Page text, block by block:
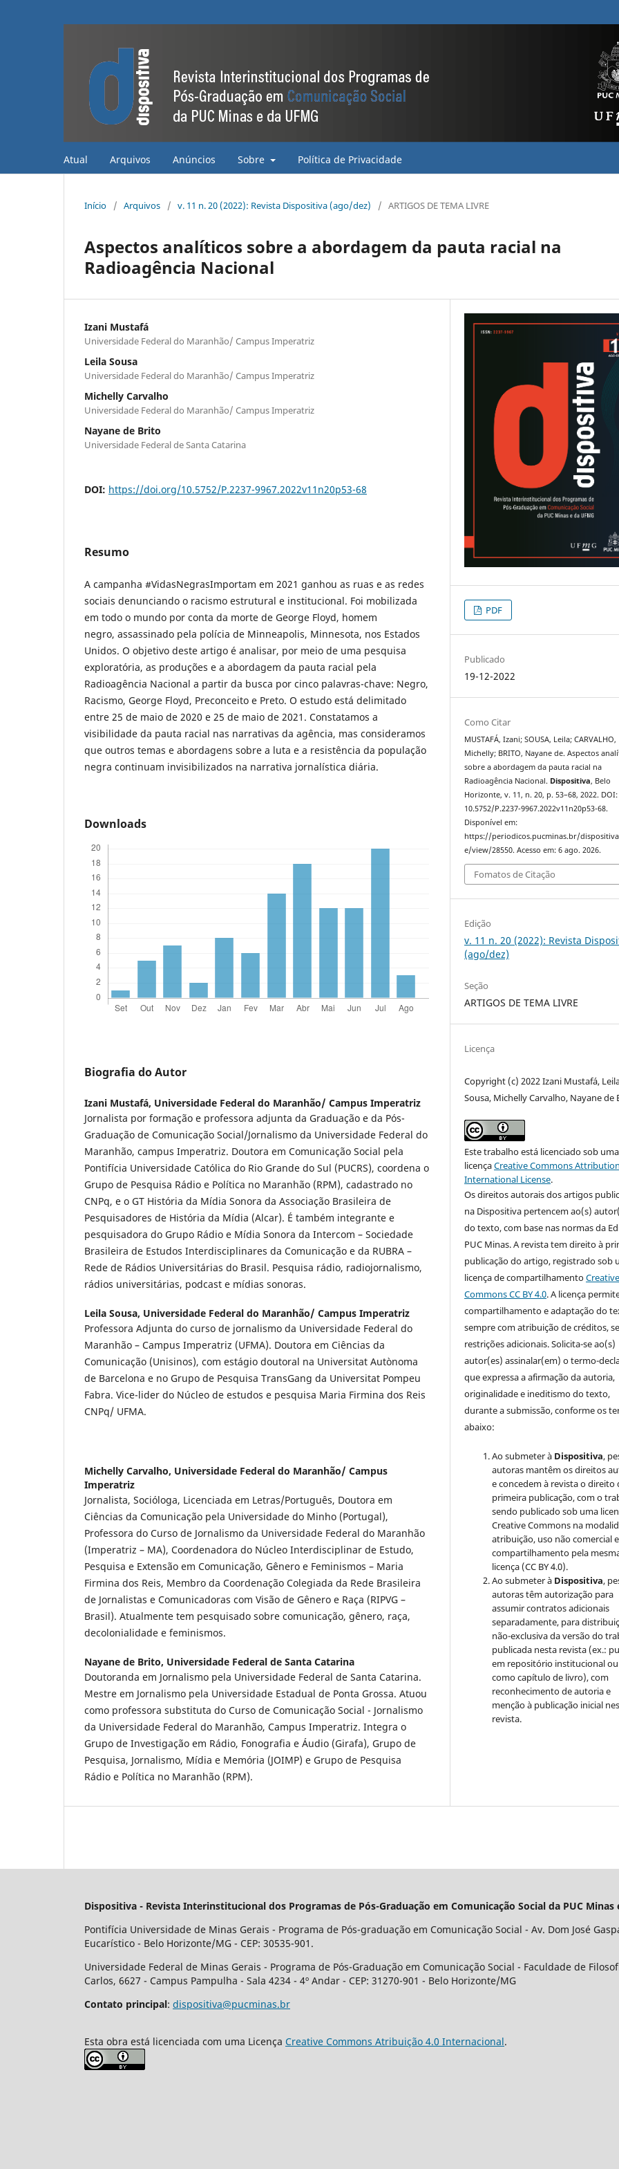
Atual Arquivos Anúncios Sobre Política de Privacidade
Início / Arquivos / v. 11 n. 20 (2022): Revista Dispositiva (ago/dez) / ARTIGOS DE TEMA LIVRE
Aspectos analíticos sobre a abordagem da pauta racial na
Radioagência Nacional
Izani Mustafá
Universidade Federal do Maranhão/ Campus Imperatriz
Leila Sousa
Universidade Federal do Maranhão/ Campus Imperatriz
Michelly Carvalho
Universidade Federal do Maranhão/ Campus Imperatriz
Nayane de Brito
Universidade Federal de Santa Catarina
DOI: https://doi.org/10.5752/P.2237-9967.2022v11n20p53-68
Resumo
A campanha #VidasNegrasImportam em 2021 ganhou as ruas e as redes
sociais denunciando o racismo estrutural e institucional. Foi mobilizada
em todo o mundo por conta da morte de George Floyd, homem
negro, assassinado pela polícia de Minneapolis, Minnesota, nos Estados
Unidos. O objetivo deste artigo é analisar, por meio de uma pesquisa
exploratória, as produções e a abordagem da pauta racial pela
Radioagência Nacional a partir da busca por cinco palavras-chave: Negro,
Racismo, George Floyd, Preconceito e Preto. O estudo está delimitado
entre 25 de maio de 2020 e 25 de maio de 2021. Constatamos a
visibilidade da pauta racial nas narrativas da agência, mas consideramos
que outros temas e abordagens sobre a luta e a resistência da população
negra continuam invisibilizados na narrativa jornalística diária.
Downloads
Biografia do Autor
Izani Mustafá, Universidade Federal do Maranhão/ Campus Imperatriz
Jornalista por formação e professora adjunta da Graduação e da Pós-
Graduação de Comunicação Social/Jornalismo da Universidade Federal do
Maranhão, campus Imperatriz. Doutora em Comunicação Social pela
Pontifícia Universidade Católica do Rio Grande do Sul (PUCRS), coordena o
Grupo de Pesquisa Rádio e Política no Maranhão (RPM), cadastrado no
CNPq, e o GT História da Mídia Sonora da Associação Brasileira de
Pesquisadores de História da Mídia (Alcar). É também integrante e
pesquisadora do Grupo Rádio e Mídia Sonora da Intercom – Sociedade
Brasileira de Estudos Interdisciplinares da Comunicação e da RUBRA –
Rede de Rádios Universitárias do Brasil. Pesquisa rádio, radiojornalismo,
rádios universitárias, podcast e mídias sonoras.
Leila Sousa, Universidade Federal do Maranhão/ Campus Imperatriz
Professora Adjunta do curso de jornalismo da Universidade Federal do
Maranhão – Campus Imperatriz (UFMA). Doutora em Ciências da
Comunicação (Unisinos), com estágio doutoral na Universitat Autònoma
de Barcelona e no Grupo de Pesquisa TransGang da Universitat Pompeu
Fabra. Vice-lider do Núcleo de estudos e pesquisa Maria Firmina dos Reis
CNPq/ UFMA.
Michelly Carvalho, Universidade Federal do Maranhão/ Campus
Imperatriz
Jornalista, Socióloga, Licenciada em Letras/Português, Doutora em
Ciências da Comunicação pela Universidade do Minho (Portugal),
Professora do Curso de Jornalismo da Universidade Federal do Maranhão
(Imperatriz – MA), Coordenadora do Núcleo Interdisciplinar de Estudo,
Pesquisa e Extensão em Comunicação, Gênero e Feminismos – Maria
Firmina dos Reis, Membro da Coordenação Colegiada da Rede Brasileira
de Jornalistas e Comunicadoras com Visão de Gênero e Raça (RIPVG –
Brasil). Atualmente tem pesquisado sobre comunicação, gênero, raça,
decolonialidade e feminismos.
Nayane de Brito, Universidade Federal de Santa Catarina
Doutoranda em Jornalismo pela Universidade Federal de Santa Catarina.
Mestre em Jornalismo pela Universidade Estadual de Ponta Grossa. Atuou
como professora substituta do Curso de Comunicação Social - Jornalismo
da Universidade Federal do Maranhão, Campus Imperatriz. Integra o
Grupo de Investigação em Rádio, Fonografia e Áudio (Girafa), Grupo de
Pesquisa, Jornalismo, Mídia e Memória (JOIMP) e Grupo de Pesquisa
Rádio e Política no Maranhão (RPM).
PDF
Publicado
19-12-2022
Como Citar
MUSTAFÁ, Izani; SOUSA, Leila; CARVALHO,
Michelly; BRITO, Nayane de. Aspectos
sobre a abordagem da pauta racial na
Radioagência Nacional. Dispositiva, Belo
Horizonte, v. 11, n. 20, p. 53–68, 2022. DOI:
10.5752/P.2237-9967.2022v11n20p53-68.
Disponível em:
https://periodicos.pucminas.br/
e/view/28550. Acesso em: 6 ago. 2026.
Fomatos de Citação
Edição
v. 11 n. 20 (2022): Revista
(ago/dez)
Seção
ARTIGOS DE TEMA LIVRE
Licença
Copyright (c) 2022 Izani Mustafá,
Sousa, Michelly Carvalho, Nayane de
Este trabalho está licenciado sob uma
licençaCreative Commons
International License.
Os direitos autorais dos artigos
na Dispositiva pertencem ao(s)
do texto, com base nas normas da
PUC Minas. A revista tem direito à
publicação do artigo, registrado sob
licença de compartilhamentoCreative
Commons CC BY 4.0. A licença
compartilhamento e adaptação do
sempre com atribuição de créditos,
restrições adicionais. Solicita-se ao(s)
autor(es) assinalar(em) o termo-
que expressa a afirmação da autoria,
originalidade e ineditismo do texto,
durante a submissão, conforme os
abaixo:
Ao submeter à Dispositiva,
autoras mantêm os direitos
e concedem à revista o direito
primeira publicação, com o
sendo publicado sob uma
Creative Commons na
atribuição, uso não comercial e
compartilhamento pela
licença (CC BY 4.0).
Ao submeter à Dispositiva,
autoras têm autorização para
assumir contratos adicionais
separadamente, para
não-exclusiva da versão do
publicada nesta revista (ex.:
em repositório institucional ou
como capítulo de livro), com
reconhecimento de autoria e
menção à publicação inicial
revista.
Dispositiva - Revista Interinstitucional dos Programas de Pós-Graduação em Comunicação Social da PUC Minas
Pontifícia Universidade de Minas Gerais - Programa de Pós-graduação em Comunicação Social - Av. Dom José
Eucarístico - Belo Horizonte/MG - CEP: 30535-901.
Universidade Federal de Minas Gerais - Programa de Pós-Graduação em Comunicação Social - Faculdade de
Carlos, 6627 - Campus Pampulha - Sala 4234 - 4º Andar - CEP: 31270-901 - Belo Horizonte/MG
Contato principal: dispositiva@pucminas.br
Esta obra está licenciada com uma Licença Creative Commons Atribuição 4.0 Internacional.